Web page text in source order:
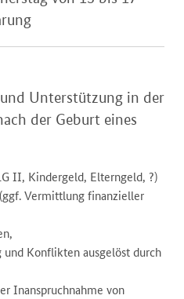
Unterstützung in der
der Geburt eines
II, Kindergeld, Elterngeld, ?)
Vermittlung finanzieller
Konflikten ausgelöst durch
Inanspruchnahme von